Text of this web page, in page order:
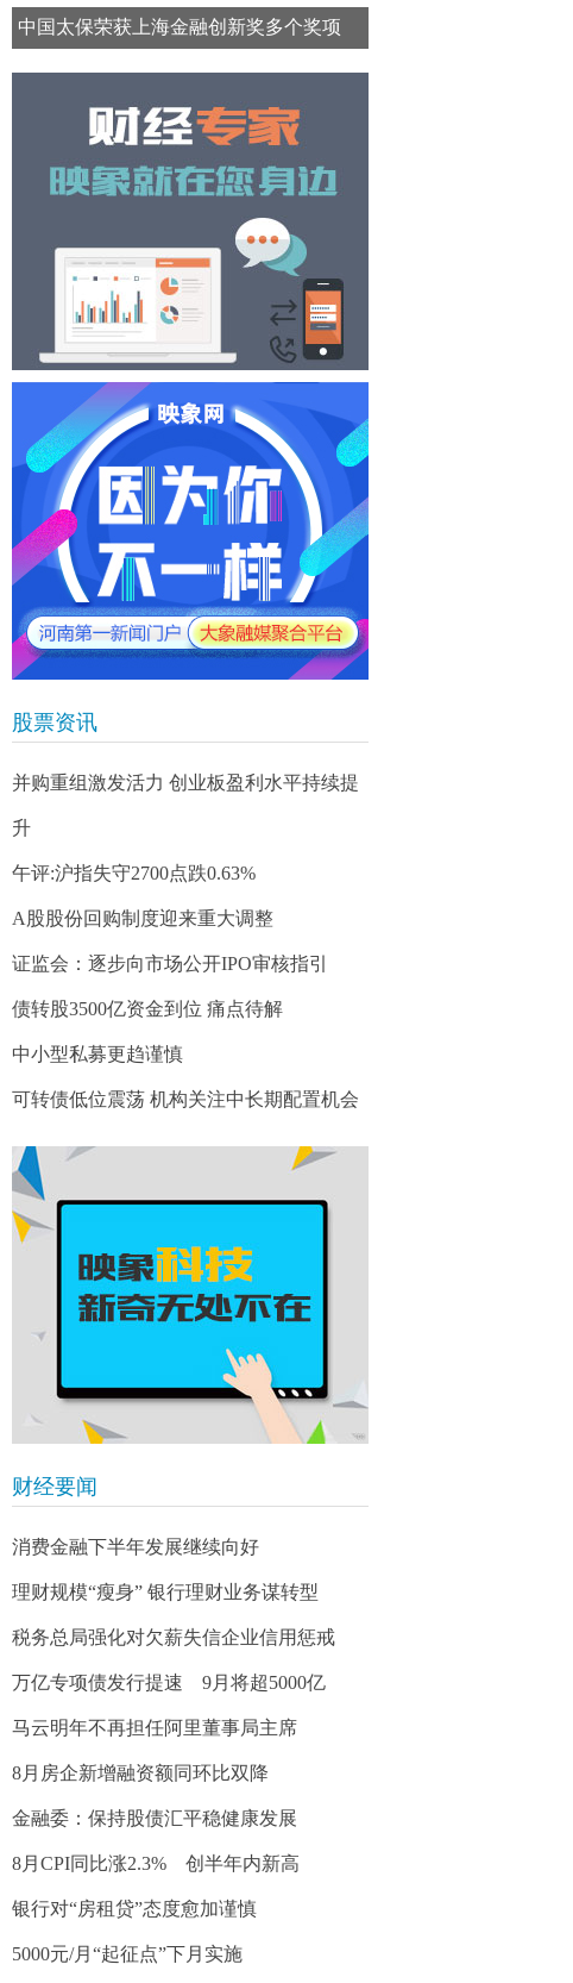
中国太保荣获上海金融创新奖多个奖项
股票资讯
并购重组激发活力 创业板盈利水平持续提
升
午评:沪指失守2700点跌0.63%
A股股份回购制度迎来重大调整
证监会：逐步向市场公开IPO审核指引
债转股3500亿资金到位 痛点待解
中小型私募更趋谨慎
可转债低位震荡 机构关注中长期配置机会
财经要闻
消费金融下半年发展继续向好
理财规模“瘦身” 银行理财业务谋转型
税务总局强化对欠薪失信企业信用惩戒
万亿专项债发行提速 9月将超5000亿
马云明年不再担任阿里董事局主席
8月房企新增融资额同环比双降
金融委：保持股债汇平稳健康发展
8月CPI同比涨2.3% 创半年内新高
银行对“房租贷”态度愈加谨慎
5000元/月“起征点”下月实施